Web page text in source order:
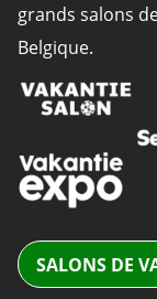
grands salons
Belgique.
SALONS DE